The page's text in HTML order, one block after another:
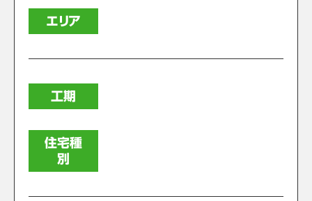
エリア
工期
住宅種
別